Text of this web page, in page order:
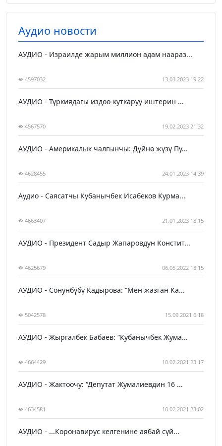
Аудио новости
АУДИО - Израилде жарым миллион адам наараз...
4597032 13.03.2023 19:22
АУДИО - Түркиядагы издөө-куткаруу иштерин ...
4567570 19.02.2023 21:32
АУДИО - Америкалык чалгынчы: Дүйнө жүзү Пу...
4628455 24.01.2023 14:39
Аудио - Саясатчы Кубанычбек Исабеков Курма...
4663407 21.01.2023 18:15
АУДИО - Президент Садыр Жапаровдун Констит...
4625679 06.05.2022 13:15
АУДИО - Сонунбүбү Кадырова: “Мен жазган Ка...
5042578 15.09.2021 6:18
АУДИО - Жыргалбек Бабаев: “Кубанычбек Жума...
4664429 10.02.2021 23:17
АУДИО - Жактоочу: “Депутат Жумалиевдин 16 ...
4634581 10.02.2021 23:02
АУДИО - ...Коронавирус келгенине аябай сүй...